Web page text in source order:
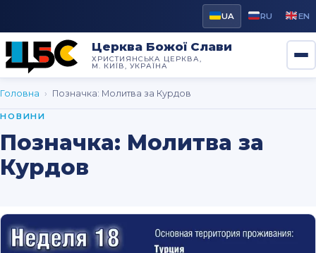
UA RU EN
Церква Божої Слави
ХРИСТИЯНСЬКА ЦЕРКВА,
М. КИЇВ, УКРАЇНА
Головна › Позначка: Молитва за Курдов
НОВИНИ
Позначка: Молитва за
Курдов